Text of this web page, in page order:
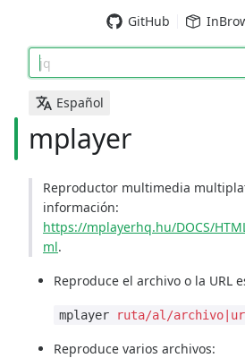
GitHub
jq
Español
mplayer
Reproductor multimedia
información:
https://mplayerhq.hu/DOCS/
ml.
Reproduce el archivo o la URL
mplayer ruta/al/
Reproduce varios archivos: